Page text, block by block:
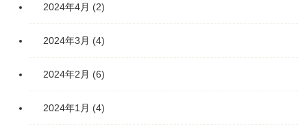
2024年4月 (2)
2024年3月 (4)
2024年2月 (6)
2024年1月 (4)